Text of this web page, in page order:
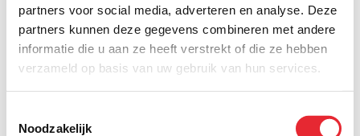
partners voor social media, adverteren en analyse. Deze
partners kunnen deze gegevens combineren met andere
informatie die u aan ze heeft verstrekt of die ze hebben
verzameld op basis van uw gebruik van hun services.
Noodzakelijk
Probeer het later opnieuw of ga terug naar de
homepagina.